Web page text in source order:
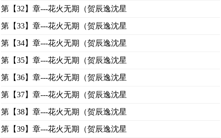
第【32】章---花火无期（贺辰逸沈星
第【33】章---花火无期（贺辰逸沈星
第【34】章---花火无期（贺辰逸沈星
第【35】章---花火无期（贺辰逸沈星
第【36】章---花火无期（贺辰逸沈星
第【37】章---花火无期（贺辰逸沈星
第【38】章---花火无期（贺辰逸沈星
第【39】章---花火无期（贺辰逸沈星